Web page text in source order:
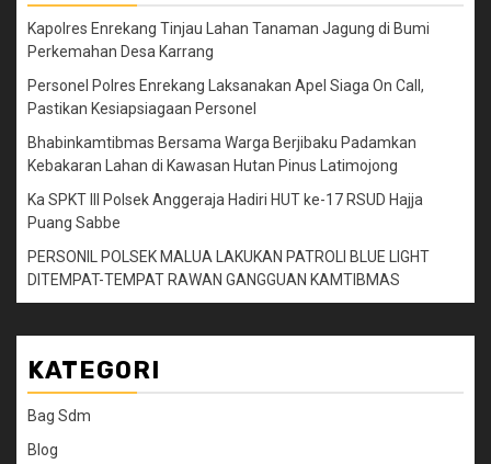
Kapolres Enrekang Tinjau Lahan Tanaman Jagung di Bumi
Perkemahan Desa Karrang
Personel Polres Enrekang Laksanakan Apel Siaga On Call,
Pastikan Kesiapsiagaan Personel
Bhabinkamtibmas Bersama Warga Berjibaku Padamkan
Kebakaran Lahan di Kawasan Hutan Pinus Latimojong
Ka SPKT III Polsek Anggeraja Hadiri HUT ke-17 RSUD Hajja
Puang Sabbe
PERSONIL POLSEK MALUA LAKUKAN PATROLI BLUE LIGHT
DITEMPAT-TEMPAT RAWAN GANGGUAN KAMTIBMAS
KATEGORI
Bag Sdm
Blog